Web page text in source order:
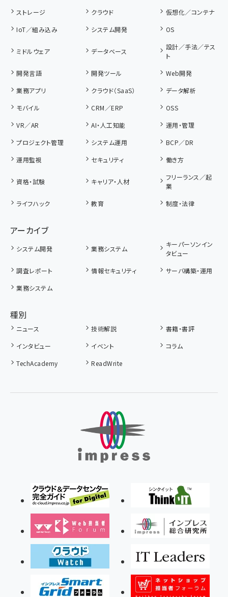
ストレージ
クラウド
仮想化／コンテナ
IoT／組み込み
システム開発 OS
ミドルウェア データベース
設計／手法／テス
ト
開発言語
開発ツール
Web開発
業務アプリ
クラウド（SaaS）
データ解析
モバイル
CRM／ERP
OSS
VR／AR
AI・人工知能
運用・管理
プロジェクト管理
システム運用
BCP／DR
運用監視
セキュリティ 働き方
資格・試験 キャリア・人材
フリーランス／起
業
ライフハック
教育 制度・法律
アーカイブ
システム開発 業務システム
キーパーソンイン
タビュー
調査レポート
情報セキュリティ
サーバ構築・運用
業務システム
種別
ニュース 技術解説
書籍・書評
インタビュー
イベント
コラム
TechAcademy
ReadWrite